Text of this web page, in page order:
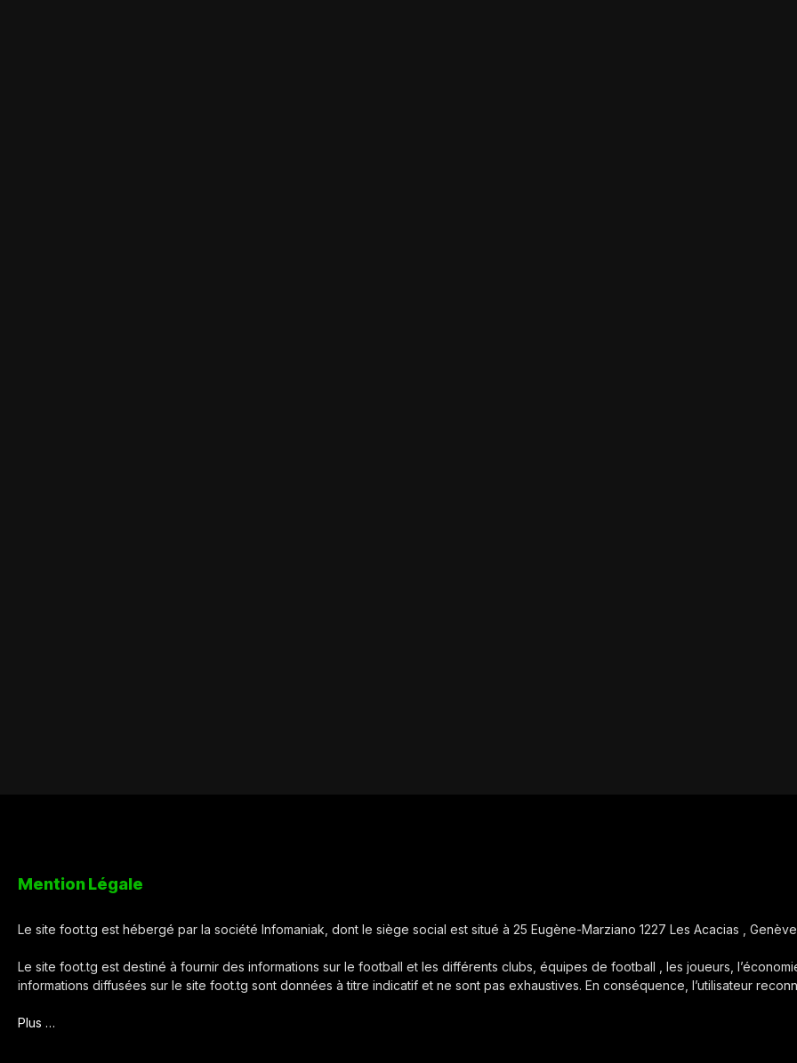
Mention Légale
Le site foot.tg est hébergé par la société Infomaniak, dont le siège social est situé à 25 Eugène-Marziano 1227 Les Acacias ,
Le site foot.tg est destiné à fournir des informations sur le football et les différents clubs, équipes de football , les joueurs,
informations diffusées sur le site foot.tg sont données à titre indicatif et ne sont pas exhaustives. En conséquence, l’utilisateur
Plus …